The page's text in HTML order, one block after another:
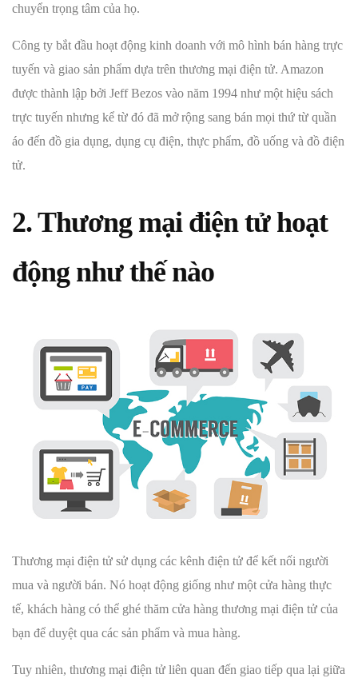
chuyển trọng tâm của họ.
Công ty bắt đầu hoạt động kinh doanh với mô hình bán hàng trực
tuyến và giao sản phẩm dựa trên thương mại điện tử. Amazon
được thành lập bởi Jeff Bezos vào năm 1994 như một hiệu sách
trực tuyến nhưng kể từ đó đã mở rộng sang bán mọi thứ từ quần
áo đến đồ gia dụng, dụng cụ điện, thực phẩm, đồ uống và đồ điện
tử.
2. Thương mại điện tử hoạt
động như thế nào
Thương mại điện tử sử dụng các kênh điện tử để kết nối người
mua và người bán. Nó hoạt động giống như một cửa hàng thực
tế, khách hàng có thể ghé thăm cửa hàng thương mại điện tử của
bạn để duyệt qua các sản phẩm và mua hàng.
Tuy nhiên, thương mại điện tử liên quan đến giao tiếp qua lại giữa